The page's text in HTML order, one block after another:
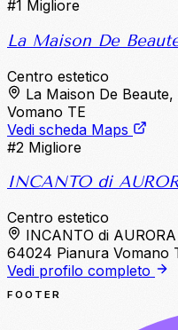
#1 Migliore
La Maison De
Centro estetico
La Maison De
Vomano TE
Vedi scheda Maps
#2 Migliore
INCANTO di
Centro estetico
INCANTO di
64024 Pianura Vomano
Vedi profilo completo
FOOTER